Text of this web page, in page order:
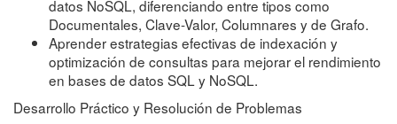
datos NoSQL, diferenciando entre tipos como
Documentales, Clave-Valor, Columnares y de Grafo.
Aprender estrategias efectivas de indexación y
optimización de consultas para mejorar el rendimiento
en bases de datos SQL y NoSQL.
Desarrollo Práctico y Resolución de Problemas